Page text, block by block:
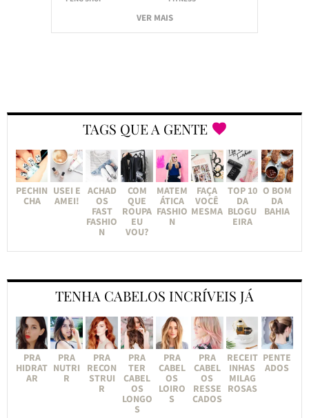
VER MAIS
TAGS QUE A GENTE
PECHIN
CHA
USEI E
AMEI!
ACHAD
OS
FAST
FASHIO
N
COM
QUE
ROUPA
EU
VOU?
MATEM
ÁTICA
FASHIO
N
FAÇA
VOCÊ
MESMA
TOP 10
DA
BLOGU
EIRA
O BOM
DA
BAHIA
TENHA CABELOS INCRÍVEIS JÁ
PRA
HIDRAT
AR
PRA
NUTRI
R
PRA
RECON
STRUI
R
PRA
TER
CABEL
OS
LONGO
S
PRA
CABEL
OS
LOIRO
S
PRA
CABEL
OS
RESSE
CADOS
RECEIT
INHAS
MILAG
ROSAS
PENTE
ADOS